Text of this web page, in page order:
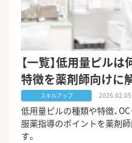
【一覧】低用量ピル
特徴を薬剤師向けに
スキルアップ 2026.02.05
低用量ピルの種類や特徴、OC
服薬指導のポイントを薬剤
す。